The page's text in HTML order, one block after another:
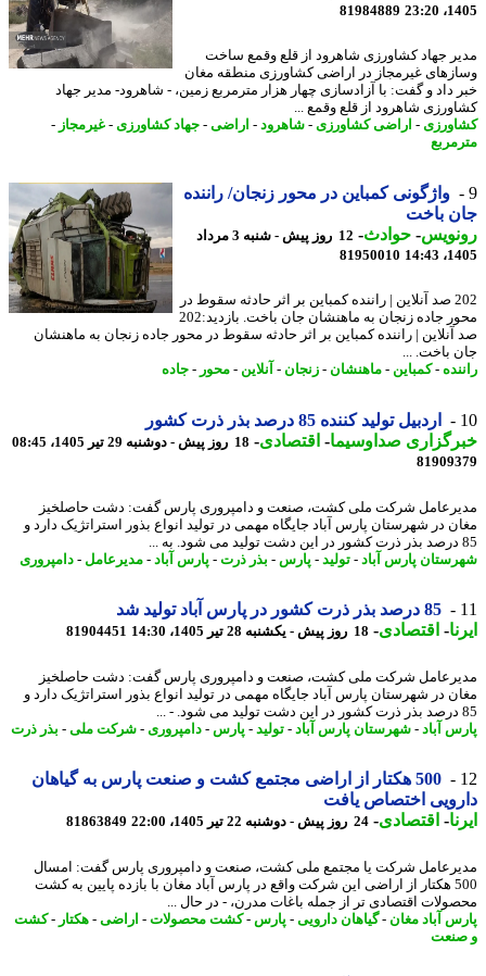
81984889
جهاد کشاورزی شاهرود از قلع وقمع ساخت
غیرمجاز در اراضی کشاورزی منطقه مغان
داد و گفت: با آزادسازی چهار هزار مترمربع زمین، - شاهرود- مدیر جهاد
شاهرود از قلع وقمع ...
- اراضی کشاورزی- شاهرود- اراضی -جهاد کشاورزی- غیرمجاز-
واژگونی کمباین در محور زنجان/ راننده
باخت
-حوادث -
12 روز پیش - شنبه 3 مرداد
81950010
202 صد آنلاین | راننده کمباین بر اثر حادثه سقوط در
محور جاده زنجان به ماهنشان جان باخت. بازدید:202
| راننده کمباین بر اثر حادثه سقوط در محور جاده زنجان به ماهنشان
باخت. ...
-کمباین-ماهنشان-زنجان-آنلاین-محور-جاده
اردبیل تولید کننده 85 درصد بذر ذرت کشور
صداوسیما-اقتصادی-18 روز پیش - دوشنبه 29 تیر 1405، 08:45
شرکت ملی کشت، صنعت و دامپروری پارس گفت: دشت حاصلخیز
در شهرستان پارس آباد جایگاه مهمی در تولید انواع بذور استراتژیک دارد و
پارس آباد- تولید-پارس-بذر ذرت - پارس آباد- مدیرعامل-دامپروری
85 درصد بذر ذرت کشور در پارس آباد تولید شد
-اقتصادی-18 روز پیش - یکشنبه 28 تیر 1405، 14:30 81904451
شرکت ملی کشت، صنعت و دامپروری پارس گفت: دشت حاصلخیز
در شهرستان پارس آباد جایگاه مهمی در تولید انواع بذور استراتژیک دارد و
آباد- شهرستان پارس آباد- تولید-پارس-دامپروری - شرکت ملی -بذر ذرت
500 هکتار از اراضی مجتمع کشت و صنعت پارس به گیاهان
اختصاص یافت
-اقتصادی-24 روز پیش - دوشنبه 22 تیر 1405، 22:00 81863849
شرکت یا مجتمع ملی کشت، صنعت و دامپروری پارس گفت: امسال
500 هکتار از اراضی این شرکت واقع در پارس آباد مغان با بازده پایین به کشت
اقتصادی تر از جمله باغات مدرن، - در ﺣﺎل ...
آباد مغان-گیاهان دارویی -پارس-کشت محصولات-اراضی -هکتار-کشت